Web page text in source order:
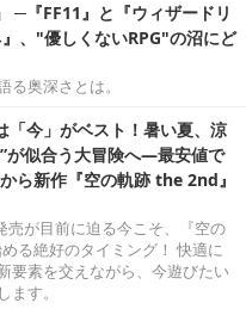
─『FF11』と『ウィザードリ
、"優しくないRPG"の沼にど
奥深さとは。
「今」がベスト！暑い夏、涼
が似合う大冒険へ―最安値で
ら新作『空の軌跡 the 2nd』
売が目前に迫る今こそ、『空の
る絶好のタイミング！ 快適に
要素を交えながら、今遊びたい
す。